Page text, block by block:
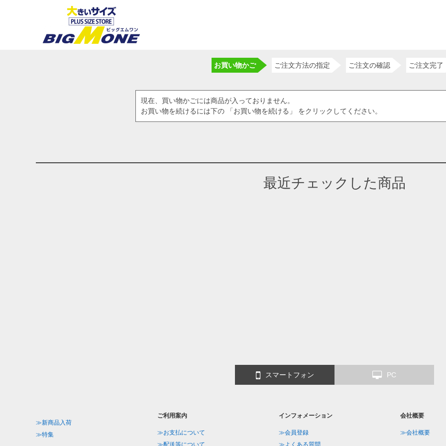
お買い物かご ご注文方法の指定 ご注文の確認 ご注文完了
現在、買い物かごには商品が入っておりません。
お買い物を続けるには下の 「お買い物を続ける」 をクリックしてください。
最近チェックした商品
スマートフォン PC
≫新商品入荷
≫特集
ご利用案内
≫お支払について
≫配送等について
インフォメーション
≫会員登録
≫よくある質問
会社概要
≫会社概要